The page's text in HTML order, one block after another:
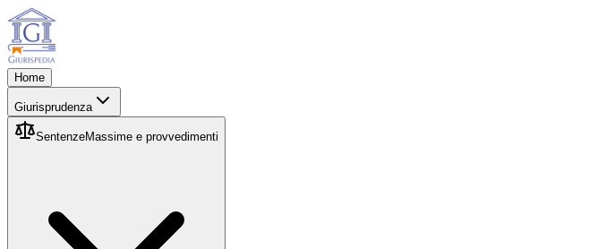
Home
Giurisprudenza
SentenzeMassime e provvedimenti